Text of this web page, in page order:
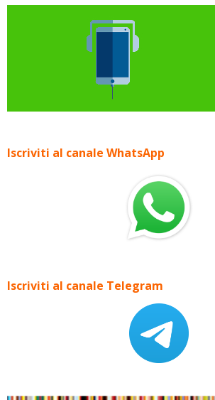
Iscriviti al canale WhatsApp
Iscriviti al canale Telegram